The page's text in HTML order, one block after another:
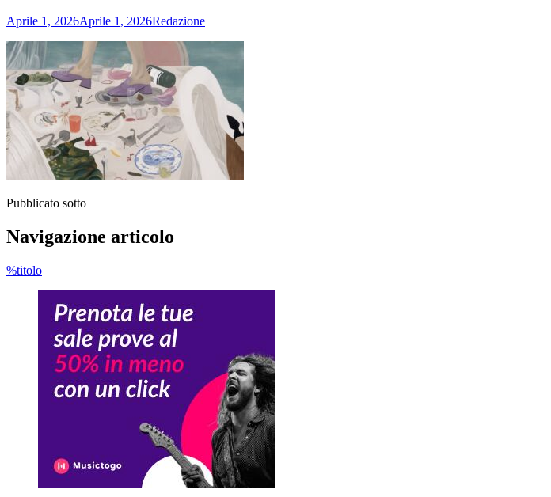
Aprile 1, 2026Aprile 1, 2026Redazione
Pubblicato sotto
Navigazione articolo
%titolo